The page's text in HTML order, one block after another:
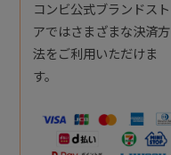
コンビ公式ブランドスト
アではさまざまな決済方
法をご利用いただけま
す。